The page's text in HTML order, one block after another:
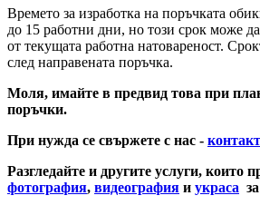
Времето за изработка на поръчката
до 15 работни дни, но този срок може
от текущата работна натовареност.
след направената поръчка.
Моля, имайте в предвид това при
поръчки.
При нужда се свържете с нас -
Разгледайте и другите услуги, които
фотография, видеография и украса